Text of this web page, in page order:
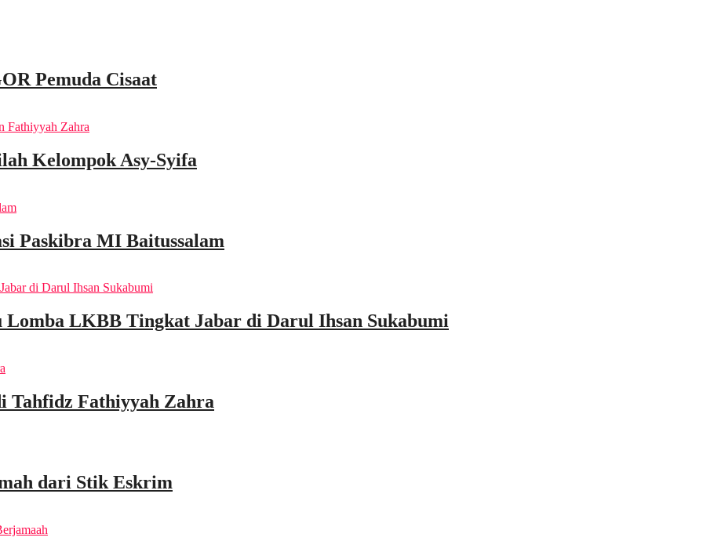
Pemuda Cisaat
Kelompok Asy-Syifa
Paskibra MI Baitussalam
Lomba LKBB Tingkat Jabar di Darul Ihsan Sukabumi
Tahfidz Fathiyyah Zahra
dari Stik Eskrim